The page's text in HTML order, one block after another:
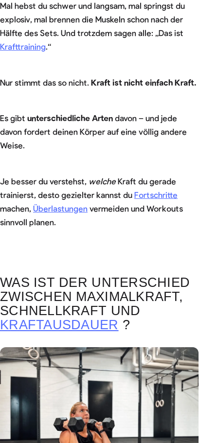
Mal hebst du schwer und langsam, mal springst du
explosiv, mal brennen die Muskeln schon nach der
Hälfte des Sets. Und trotzdem sagen alle: „Das ist
Krafttraining.“
Nur stimmt das so nicht. Kraft ist nicht einfach Kraft.
Es gibt unterschiedliche Arten davon – und jede
davon fordert deinen Körper auf eine völlig andere
Weise.
Je besser du verstehst, welcheKraft du gerade
trainierst, desto gezielter kannst du Fortschritte
machen, Überlastungen vermeiden und Workouts
sinnvoll planen.
WAS IST DER UNTERSCHIED
ZWISCHEN MAXIMALKRAFT,
SCHNELLKRAFT UND
KRAFTAUSDAUER ?